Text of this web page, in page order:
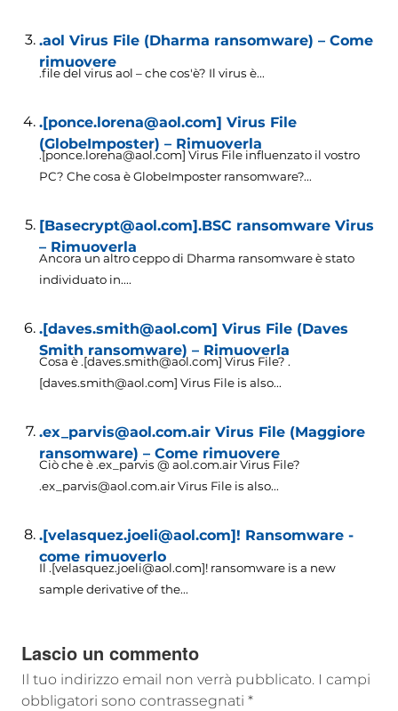
.aol Virus File (Dharma ransomware) – Come
rimuovere
.file del virus aol – che cos'è? Il virus è...
.[ponce.lorena@aol.com] Virus File
(GlobeImposter) – Rimuoverla
.[ponce.lorena@aol.com] Virus File influenzato il vostro
PC? Che cosa è GlobeImposter ransomware?...
[Basecrypt@aol.com].BSC ransomware Virus
– Rimuoverla
Ancora un altro ceppo di Dharma ransomware è stato
individuato in....
.[daves.smith@aol.com] Virus File (Daves
Smith ransomware) – Rimuoverla
Cosa è .[daves.smith@aol.com] Virus File? .
[daves.smith@aol.com] Virus File is also...
.ex_parvis@aol.com.air Virus File (Maggiore
ransomware) – Come rimuovere
Ciò che è .ex_parvis @ aol.com.air Virus File?
.ex_parvis@aol.com.air Virus File is also...
.[velasquez.joeli@aol.com]! Ransomware -
come rimuoverlo
Il .[velasquez.joeli@aol.com]! ransomware is a new
sample derivative of the...
Lascio un commento
Il tuo indirizzo email non verrà pubblicato. I campi
obbligatori sono contrassegnati *